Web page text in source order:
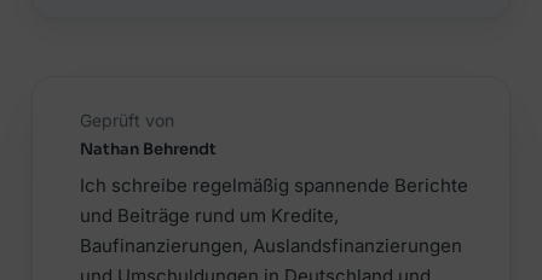
Geprüft von
Nathan Behrendt
Ich schreibe regelmäßig spannende Berichte
und Beiträge rund um Kredite,
Baufinanzierungen, Auslandsfinanzierungen
und Umschuldungen in Deutschland und